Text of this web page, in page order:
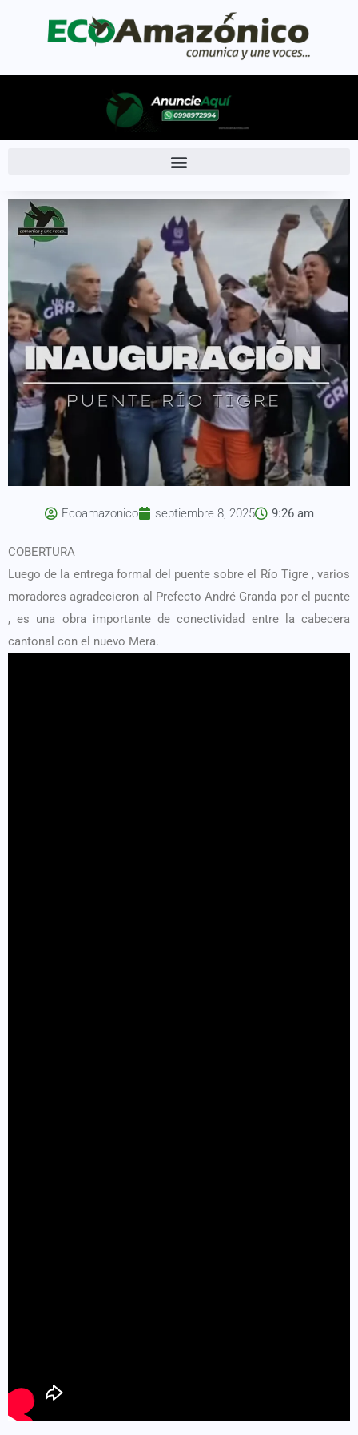
Ecoamazonico septiembre 8, 2025 9:26 am
COBERTURA
Luego de la entrega formal del puente sobre el Río Tigre , varios
moradores agradecieron al Prefecto André Granda por el puente
, es una obra importante de conectividad entre la cabecera
cantonal con el nuevo Mera.